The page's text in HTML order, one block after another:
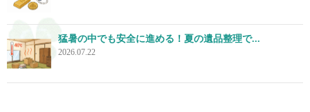
猛暑の中でも安全に進める！夏の遺品整理で...
2026.07.22